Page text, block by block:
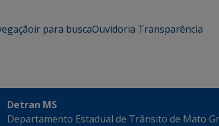
ir para buscaOuvidoria Transparência
Detran MS
Departamento Estadual de Trânsito de Mato